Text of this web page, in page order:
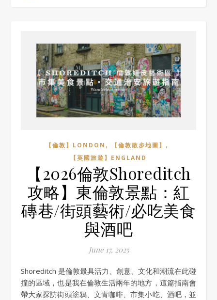
【倫敦】LONDON , 【倫敦散步地圖】 ,
【英國旅遊】ENGLAND
【2026倫敦Shoreditch
攻略】東倫敦景點：紅
磚巷/街頭藝術/必吃美食
與酒吧
June 17, 2025
Shoreditch 是倫敦最具活力、創意、文化和潮流在此碰
撞的區域，也是我在倫敦生活兩年的地方，這篇指南會
帶大家探訪街頭塗鴉、文青咖啡、市集小吃、酒吧，並